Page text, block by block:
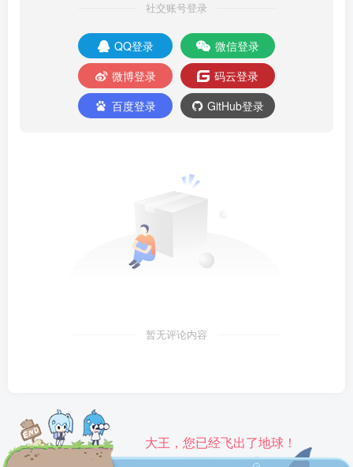
社交账号登录
QQ登录
微信登录
微博登录
码云登录
百度登录
GitHub登录
暂无评论内容
大王，您已经飞出了地球！